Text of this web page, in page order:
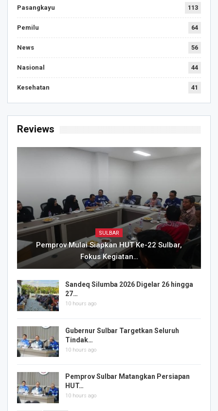
Pasangkayu 113
Pemilu 64
News 56
Nasional 44
Kesehatan 41
Reviews
SULBAR
Pemprov Mulai Siapkan HUT Ke-22 Sulbar,
Fokus Kegiatan…
Sandeq Silumba 2026 Digelar 26 hingga
27…
10 hours ago
Gubernur Sulbar Targetkan Seluruh
Tindak…
10 hours ago
Pemprov Sulbar Matangkan Persiapan
HUT…
10 hours ago